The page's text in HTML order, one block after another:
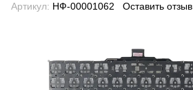
Артикул: НФ-00001062 Оставить отзыв